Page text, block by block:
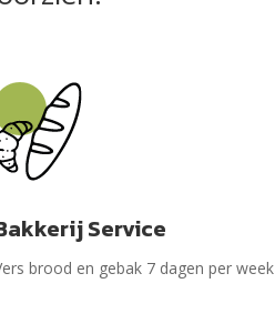
Service
brood en gebak 7 dagen per week